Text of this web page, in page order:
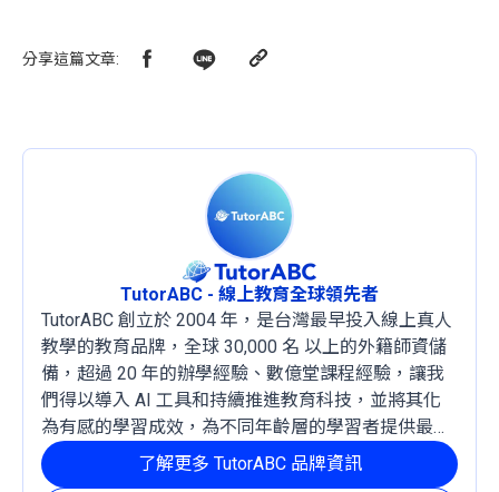
分享這篇文章:
TutorABC - 線上教育全球領先者
TutorABC 創立於 2004 年，是台灣最早投入線上真人
教學的教育品牌，全球 30,000 名 以上的外籍師資儲
備，超過 20 年的辦學經驗、數億堂課程經驗，讓我
們得以導入 AI 工具和持續推進教育科技，並將其化
為有感的學習成效，為不同年齡層的學習者提供最穩
定且有效的成長路徑。了解更多 TutorABC 品牌資訊